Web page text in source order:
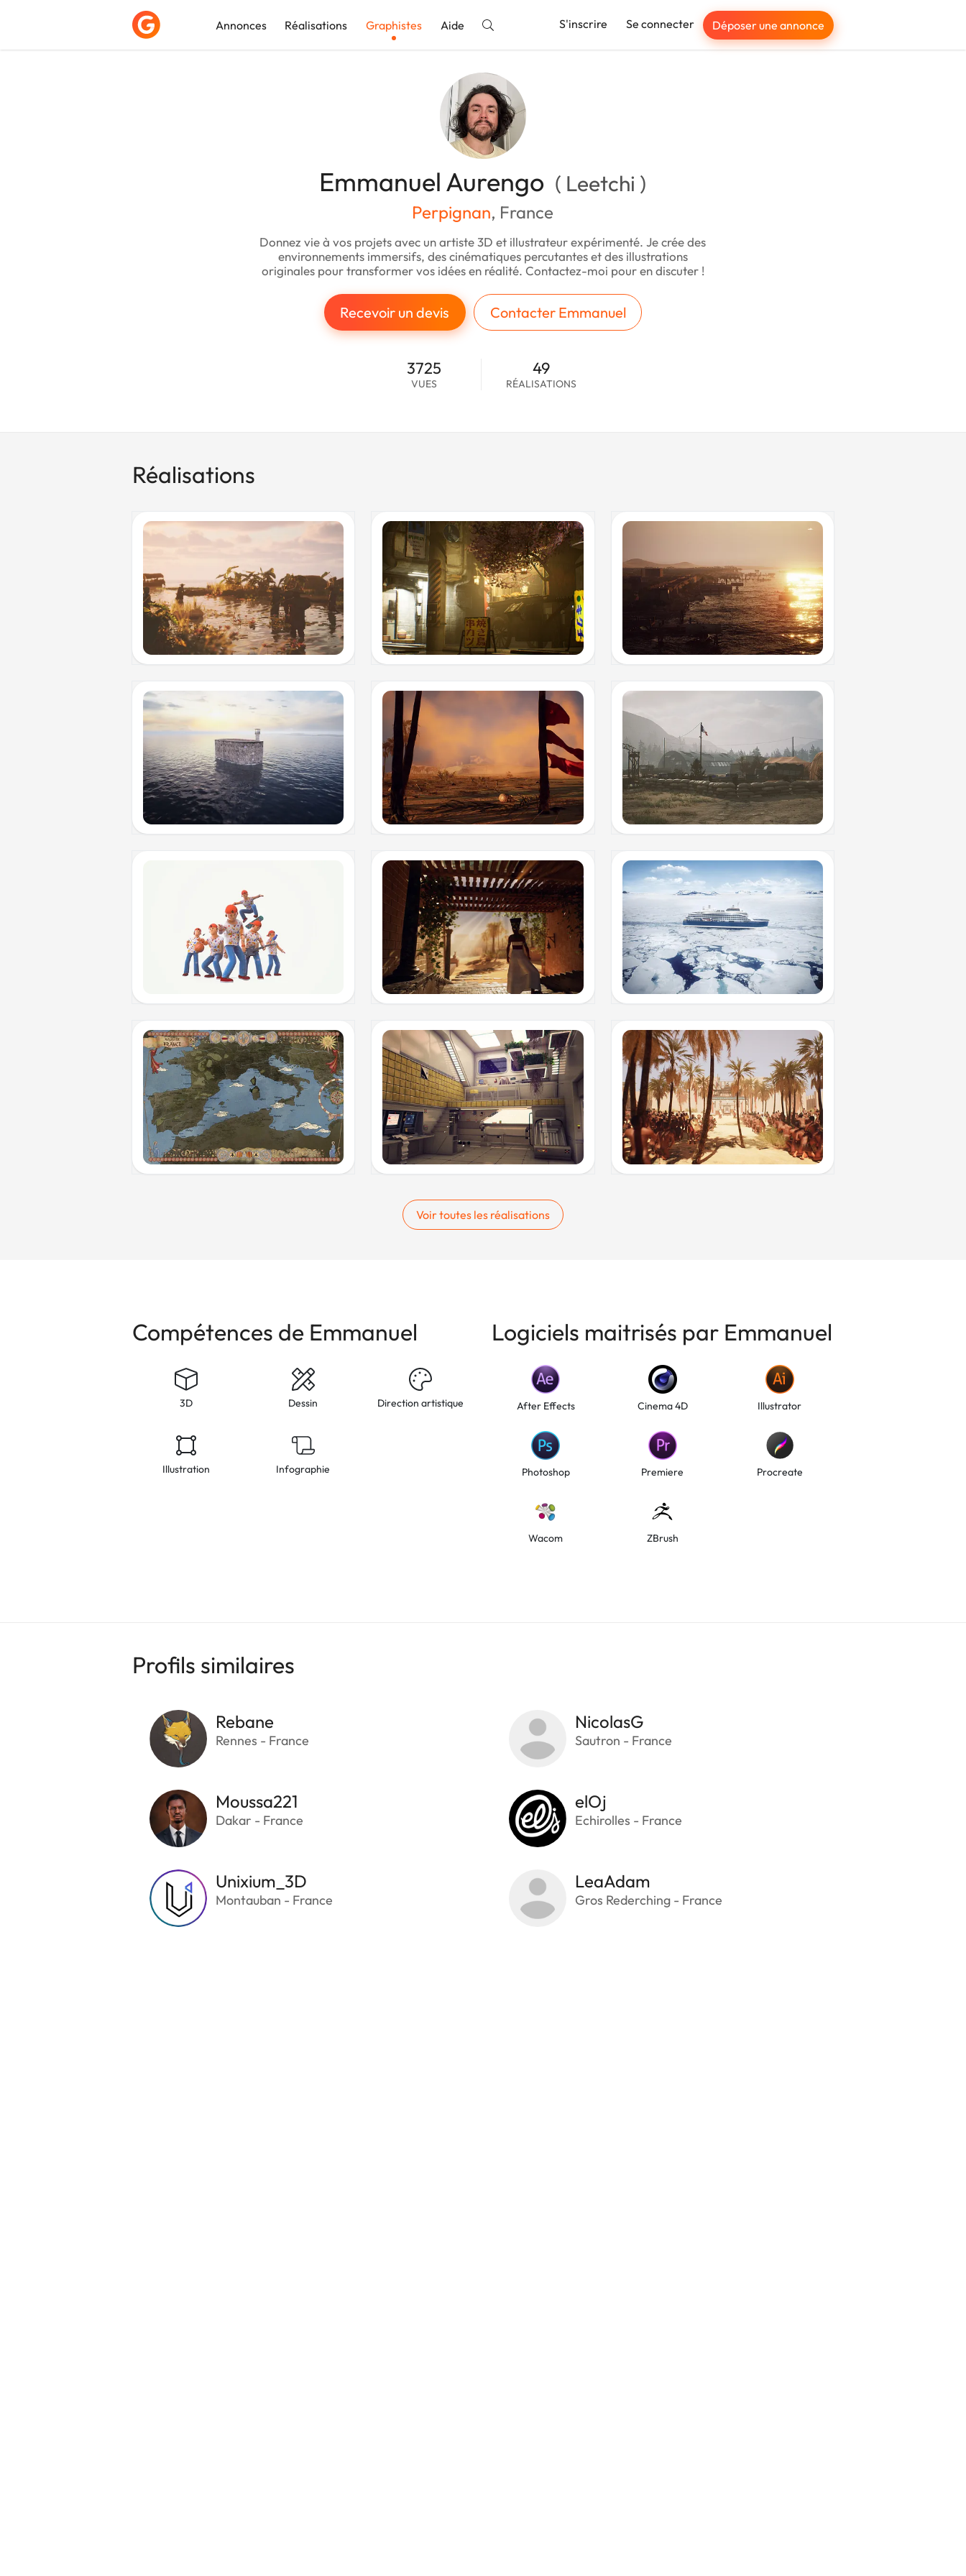
Annonces Réalisations Graphistes Aide S'inscrire Se connecter Déposer une annonce
Emmanuel Aurengo ( Leetchi )
Perpignan, France
Donnez vie à vos projets avec un artiste 3D et illustrateur expérimenté. Je crée des
environnements immersifs, des cinématiques percutantes et des illustrations
originales pour transformer vos idées en réalité. Contactez-moi pour en discuter !
Recevoir un devis Contacter Emmanuel
3725
VUES
49
RÉALISATIONS
Réalisations
Voir toutes les réalisations
Compétences de Emmanuel
3D Dessin Direction artistique
Illustration Infographie
Logiciels maitrisés par Emmanuel
After Effects Cinema 4D Illustrator
Photoshop Premiere Procreate
Wacom ZBrush
Profils similaires
Rebane
Rennes - France
NicolasG
Sautron - France
Moussa221
Dakar - France
elOj
Echirolles - France
Unixium_3D
Montauban - France
LeaAdam
Gros Rederching - France